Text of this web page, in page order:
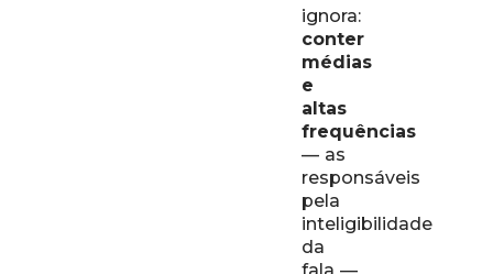
ignora:
conter
médias
e
altas
frequências
— as
responsáveis
pela
inteligibilidade
da
fala —